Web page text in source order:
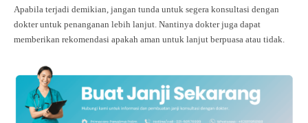
Apabila terjadi demikian, jangan tunda untuk segera konsultasi dengan
dokter untuk penanganan lebih lanjut. Nantinya dokter juga dapat
memberikan rekomendasi apakah aman untuk lanjut berpuasa atau tidak.